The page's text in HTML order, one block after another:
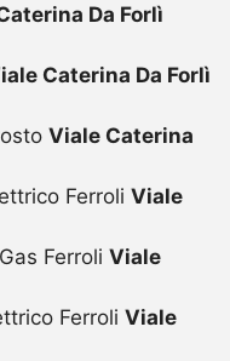
Da Forlì
Caterina Da Forlì
Viale Caterina
Ferroli Viale
Ferroli Viale
Ferroli Viale